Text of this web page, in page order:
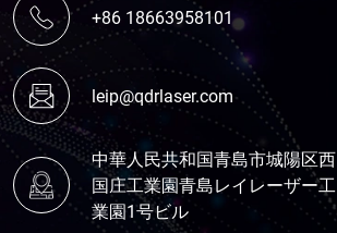
+86 18663958101
leip@qdrlaser.com
中華人民共和国青島市城陽区西
国庄工業園青島レイレーザー工
業園1号ビル